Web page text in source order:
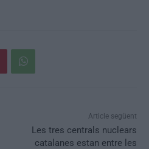
Article següent
Les tres centrals nuclears
catalanes estan entre les